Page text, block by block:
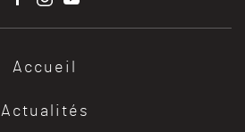
Accueil
Actualités